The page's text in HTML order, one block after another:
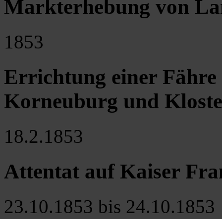
Markterhebung von
1853
Errichtung einer
Korneuburg und
18.2.1853
Attentat auf Kaiser
23.10.1853 bis 24.10.1853